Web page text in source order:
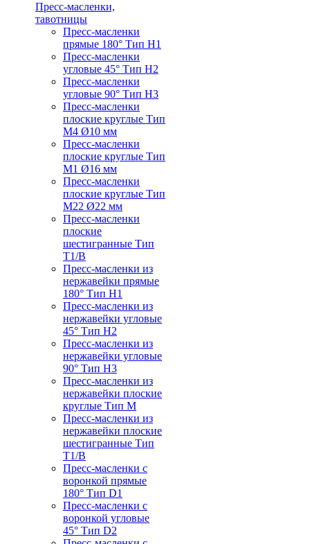
Пресс-масленки,
тавотницы
Пресс-масленки
прямые 180° Тип H1
Пресс-масленки
угловые 45° Тип H2
Пресс-масленки
угловые 90° Тип H3
Пресс-масленки
плоские круглые Тип
M4 Ø10 мм
Пресс-масленки
плоские круглые Тип
M1 Ø16 мм
Пресс-масленки
плоские круглые Тип
M22 Ø22 мм
Пресс-масленки
плоские
шестигранные Тип
T1/B
Пресс-масленки из
нержавейки прямые
180° Тип H1
Пресс-масленки из
нержавейки угловые
45° Тип H2
Пресс-масленки из
нержавейки угловые
90° Тип H3
Пресс-масленки из
нержавейки плоские
круглые Тип M
Пресс-масленки из
нержавейки плоские
шестигранные Тип
T1/B
Пресс-масленки с
воронкой прямые
180° Тип D1
Пресс-масленки с
воронкой угловые
45° Тип D2